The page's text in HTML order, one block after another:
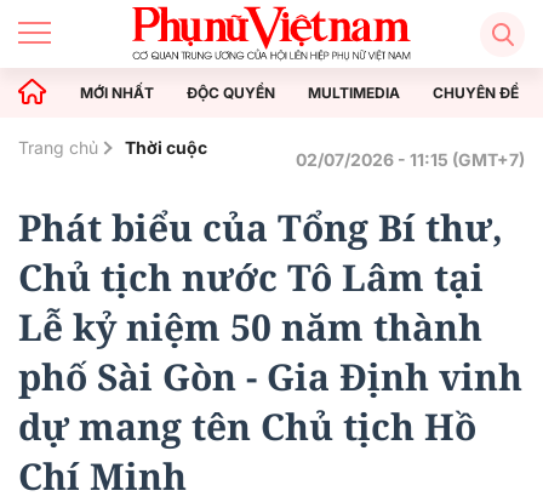
MỚI NHẤT ĐỘC QUYỀN MULTIMEDIA CHUYÊN ĐỀ
Trang chủ Thời cuộc
02/07/2026 - 11:15 (GMT+7)
Phát biểu của Tổng Bí thư,
Chủ tịch nước Tô Lâm tại
Lễ kỷ niệm 50 năm thành
phố Sài Gòn - Gia Định vinh
dự mang tên Chủ tịch Hồ
Chí Minh